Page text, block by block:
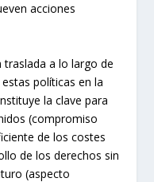
acciones
traslada a lo largo de
políticas en la
la clave para
(compromiso
de los costes
de los derechos sin
(aspecto